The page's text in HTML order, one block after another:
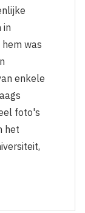
in
was
enkele
foto's
het